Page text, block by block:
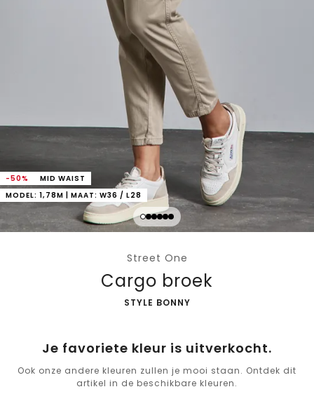
-50%
MID WAIST
MODEL: 1,78M | MAAT: W36 / L28
Street One
Cargo broek
-
STYLE BONNY
Je favoriete kleur is uitverkocht.
Ook onze andere kleuren zullen je mooi staan. Ontdek dit
artikel in de beschikbare kleuren.